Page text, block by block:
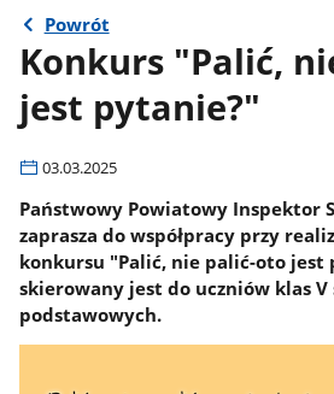
Powrót
Konkurs "Palić,
jest pytanie?"
03.03.2025
Państwowy Powiatowy Inspektor
zaprasza do współpracy przy
konkursu "Palić, nie palić-oto
skierowany jest do uczniów klas V
podstawowych.